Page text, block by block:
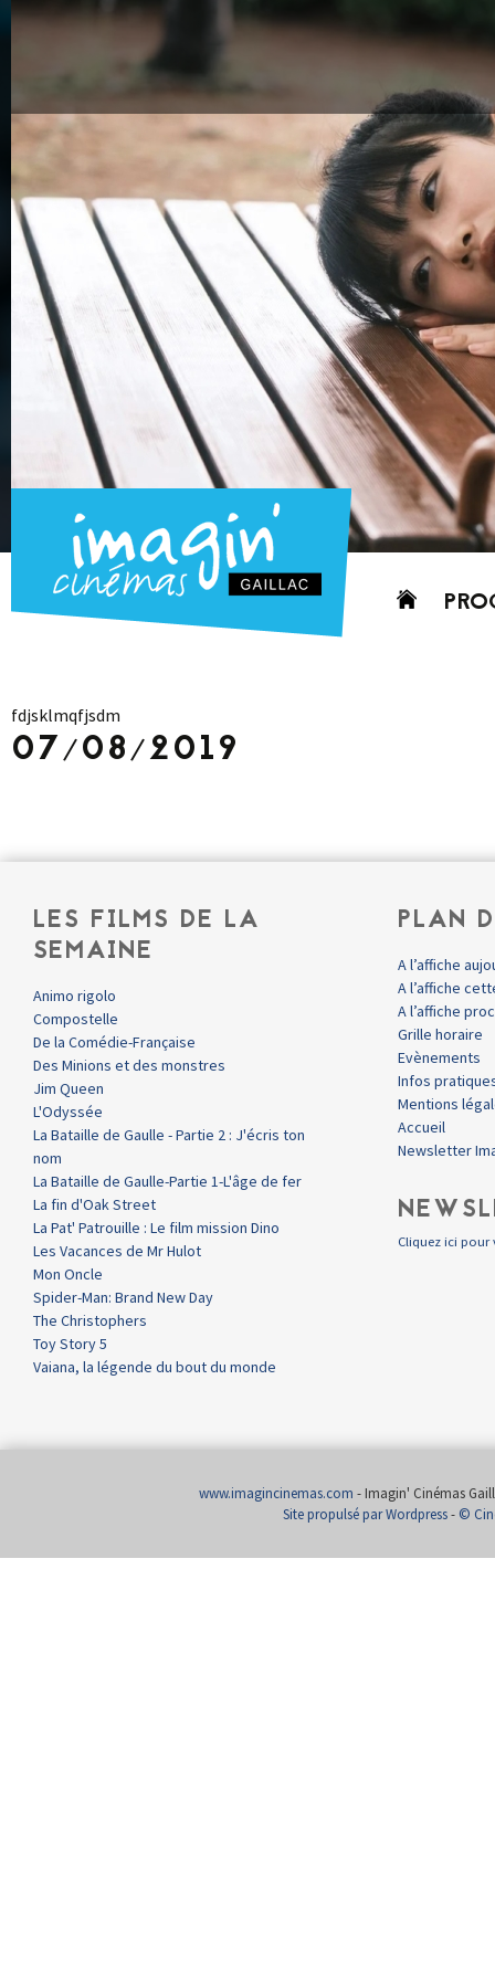
Aller
fdjsklmqfjsdm
07/08/2019
LES FILMS DE LA
SEMAINE
Animo rigolo
Compostelle
De la Comédie-Française
Des Minions et des monstres
Jim Queen
L'Odyssée
La Bataille de Gaulle - Partie 2 : J'écris ton
nom
La Bataille de Gaulle-Partie 1-L'âge de fer
La fin d'Oak Street
La Pat' Patrouille : Le film mission Dino
Les Vacances de Mr Hulot
Mon Oncle
Spider-Man: Brand New Day
The Christophers
Toy Story 5
Vaiana, la légende du bout du monde
PLAN
A l’affiche
A l’affiche
A l’affiche
Grille horaire
Evènements
Infos
Mentions
Accueil
Newsletter
Cliquez ici pour
www.imagincinemas.com - Imagin' Cinémas
Site propulsé par Wordpress- ©